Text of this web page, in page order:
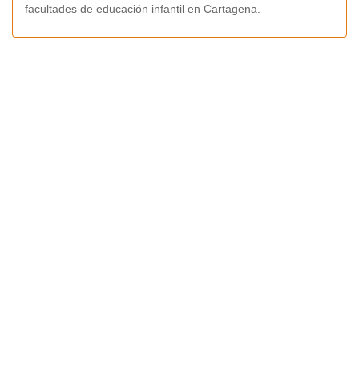
facultades de educación infantil en Cartagena.